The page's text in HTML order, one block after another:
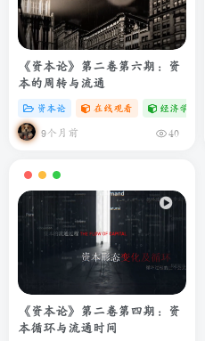
《资本论》第二卷第六期：资
本的周转与流通
资本论 在线观看 经济学专题
9个月前 40
《资本论》第二卷第四期：资
本循环与流通时间